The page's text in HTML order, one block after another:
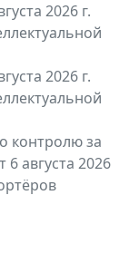
2026 г.
2026 г.
контролю за
августа 2026